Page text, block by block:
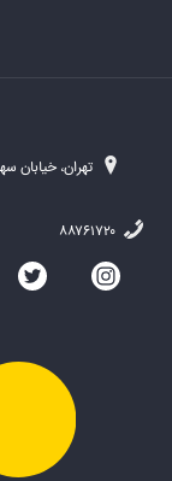
تهران، خیابان